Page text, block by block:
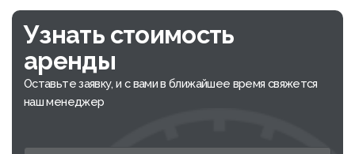
Узнать стоимость
аренды
Оставьте заявку, и с вами в ближайшее время свяжется
наш менеджер